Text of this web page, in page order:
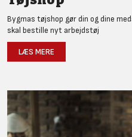
Bygmas tøjshop gør din og dine
skal bestille nyt arbejdstøj
LÆS MERE